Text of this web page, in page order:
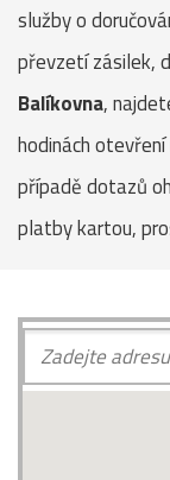
služby o
převzetí zásilek,
Balíkovna,
hodinách
případě dotazů
platby kartou,